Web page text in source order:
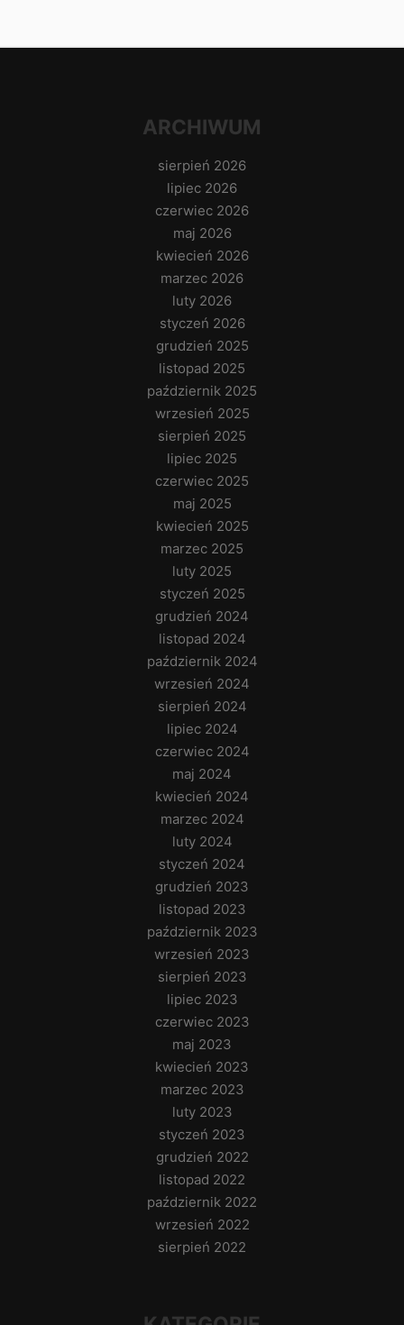
ARCHIWUM
sierpień 2026
lipiec 2026
czerwiec 2026
maj 2026
kwiecień 2026
marzec 2026
luty 2026
styczeń 2026
grudzień 2025
listopad 2025
październik 2025
wrzesień 2025
sierpień 2025
lipiec 2025
czerwiec 2025
maj 2025
kwiecień 2025
marzec 2025
luty 2025
styczeń 2025
grudzień 2024
listopad 2024
październik 2024
wrzesień 2024
sierpień 2024
lipiec 2024
czerwiec 2024
maj 2024
kwiecień 2024
marzec 2024
luty 2024
styczeń 2024
grudzień 2023
listopad 2023
październik 2023
wrzesień 2023
sierpień 2023
lipiec 2023
czerwiec 2023
maj 2023
kwiecień 2023
marzec 2023
luty 2023
styczeń 2023
grudzień 2022
listopad 2022
październik 2022
wrzesień 2022
sierpień 2022